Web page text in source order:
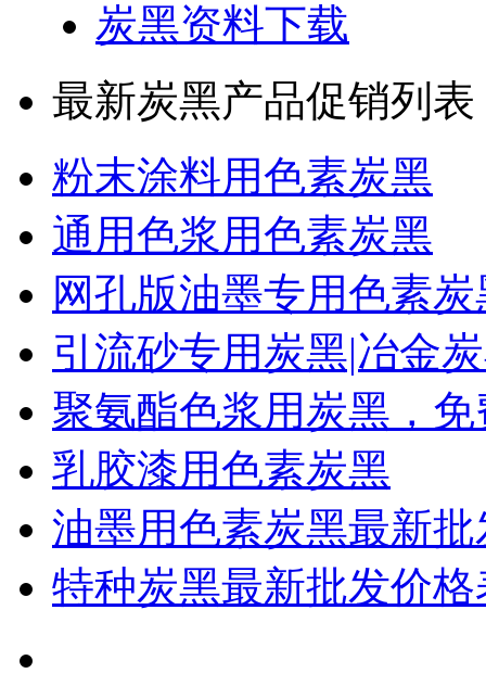
炭黑资料下载
最新炭黑产品促销列表
粉末涂料用色素炭黑
通用色浆用色素炭黑
网孔版油墨专用色素炭
引流砂专用炭黑|冶金
聚氨酯色浆用炭黑，
乳胶漆用色素炭黑
油墨用色素炭黑最新
特种炭黑最新批发价格